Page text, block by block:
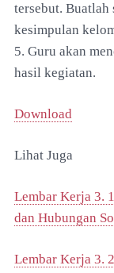
tersebut. Buatlah
kesimpulan
5. Guru akan
hasil kegiatan.
Download
Lihat Juga
Lembar Kerja 3.
dan Hubungan
Lembar Kerja 3.